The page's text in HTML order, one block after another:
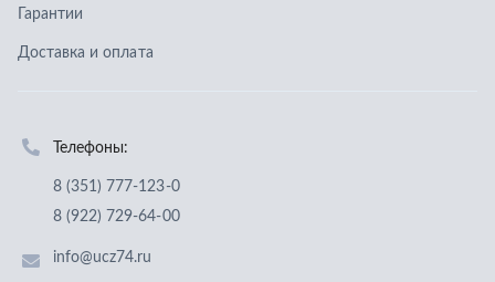
Отправить заявку
Политика конфиденциальности